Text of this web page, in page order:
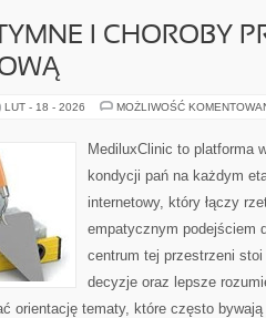
I CHOROBY
LUT - 18 - 2026 MOŻLIWOŚĆ
MediluxClinic to platforma
kondycji pań na każdym
internetowy, który łączy
empatycznym podejściem
centrum tej przestrzeni
decyzje oraz lepsze
orientację tematy, które często